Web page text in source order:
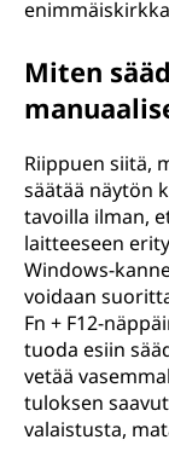
Miten
Riippuen siitä,
säätää näytön
tavoilla ilman,
laitteeseen
Windows-
voidaan
Fn + F12-
tuoda esiin
vetää
tuloksen
valaistusta,